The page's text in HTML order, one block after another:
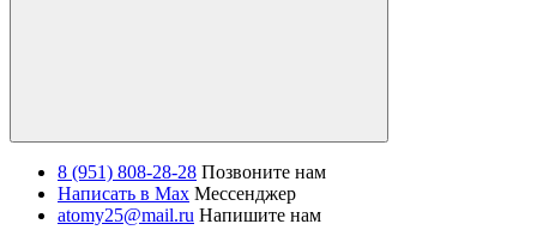
8 (951) 808-28-28 Позвоните нам
Написать в Max Мессенджер
atomy25@mail.ru Напишите нам